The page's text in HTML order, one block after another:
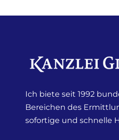
Ich biete seit 1992
Bereichen des
sofortige und schnelle